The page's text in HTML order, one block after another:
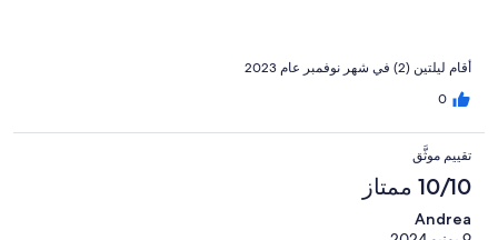
أقام ليلتين (2) في شهر نوفمبر عام 2023
0
تقييم موثَّق
10/10 ممتاز
Andrea